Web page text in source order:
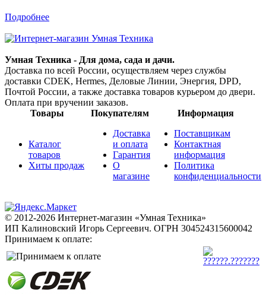
Подробнее
Умная Техника - Для дома, сада и дачи.
Доставка по всей России, осуществляем через службы
доставки CDEK, Hermes, Деловые Линии, Энергия, DPD,
Почтой России, а также доставка товаров курьером до двери.
Оплата при вручении заказов.
Товары
Покупателям Информация
Каталог
товаров
Хиты продаж
Доставка
и оплата
Гарантия
О
магазине
Поставщикам
Контактная
информация
Политика
конфиденциальности
© 2012-2026 Интернет-магазин «Умная Техника»
ИП Калиновский Игорь Сергеевич. ОГРН 304524315600042
Принимаем к оплате: